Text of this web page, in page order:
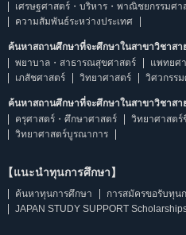
เศรษฐศาสตร์・บริหาร・พาณิชยกรรมศา
ความสัมพันธ์ระหว่างประเทศ
ค้นหาสถานศึกษาที่จะศึกษาในสาขาวิชาสา
พยาบาล・สาธารณสุขศาสตร์
แพทยศ
เภสัชศาสตร์
วิทยาศาสตร์ วิศวกรร
ค้นหาสถานศึกษาที่จะศึกษาในสาขาวิชาส
ครุศาสตร์・ศึกษาศาสตร์
วิทยาศาสตร์
วิทยาศาสตร์บูรณาการ
【แนะนำทุนการศึกษา】
ค้นหาทุนการศึกษา
การสมัครขอรับทุน
JAPAN STUDY SUPPORT